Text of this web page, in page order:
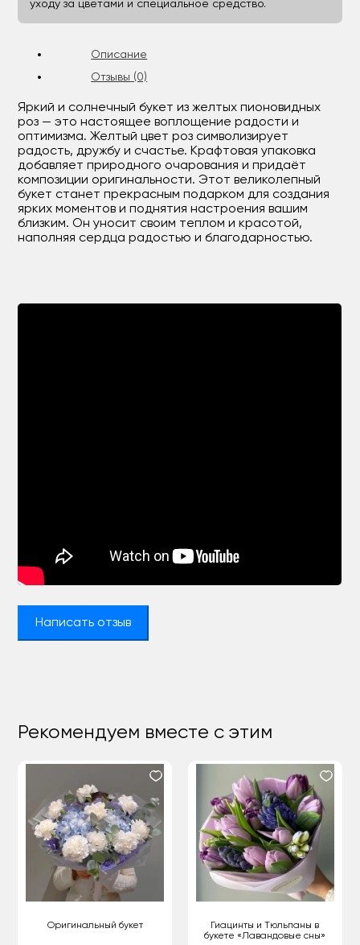
уходу за цветами и специальное средство.
Описание
Отзывы (0)
Яркий и солнечный букет из желтых пионовидных
роз — это настоящее воплощение радости и
оптимизма. Желтый цвет роз символизирует
радость, дружбу и счастье. Крафтовая упаковка
добавляет природного очарования и придаёт
композиции оригинальности. Этот великолепный
букет станет прекрасным подарком для создания
ярких моментов и поднятия настроения вашим
близким. Он уносит своим теплом и красотой,
наполняя сердца радостью и благодарностью.
Написать отзыв
Рекомендуем вместе с этим
Оригинальный букет
Гиацинты и Тюльпаны в
букете «Лавандовые сны»